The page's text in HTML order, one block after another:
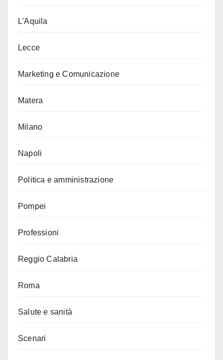
L'Aquila
Lecce
Marketing e Comunicazione
Matera
Milano
Napoli
Politica e amministrazione
Pompei
Professioni
Reggio Calabria
Roma
Salute e sanità
Scenari